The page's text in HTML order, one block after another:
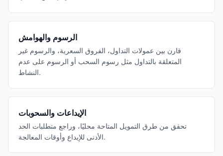
الرسوم والهوامش
قارن بين عمولات التداول، الفروق السعرية، والرسوم غير
المتعلقة بالتداول مثل رسوم السحب أو الرسوم على عدم
النشاط.
الإيداعات والسحوبات
تحقق من طرق التمويل المتاحة محليًا، وراجع متطلبات الحد
الأدنى للإيداع وأوقات المعالجة.